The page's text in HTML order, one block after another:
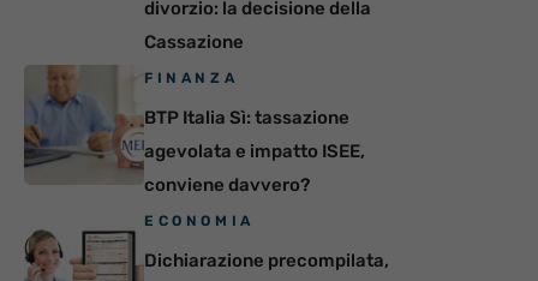
divorzio: la decisione della
Cassazione
FINANZA
BTP Italia Sì: tassazione
agevolata e impatto ISEE,
conviene davvero?
ECONOMIA
Dichiarazione precompilata,